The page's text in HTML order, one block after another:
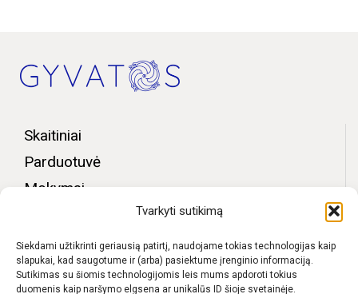
Tvarkyti sutikimą
Siekdami užtikrinti geriausią patirtį, naudojame tokias technologijas kaip
slapukai, kad saugotume ir (arba) pasiektume įrenginio informaciją.
Sutikimas su šiomis technologijomis leis mums apdoroti tokius
duomenis kaip naršymo elgsena ar unikalūs ID šioje svetainėje.
Skaitiniai
Parduotuvė
Mokymai
Bendruomenės zona
Apie mus
Kontaktai